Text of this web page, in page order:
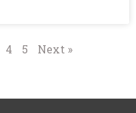
4 5 Next »